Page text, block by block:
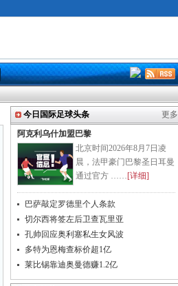
今日国际足球头条
更多
阿克利乌什加盟巴黎
北京时间2026年8月7日凌
晨，法甲豪门巴黎圣日耳曼
通过官方 ……[详细]
巴萨敲定罗德里个人条款
切尔西将签左后卫查瓦里亚
孔帅回应奥利塞私生女风波
多特为恩梅查标价超1亿
莱比锡靠迪奥曼德赚1.2亿